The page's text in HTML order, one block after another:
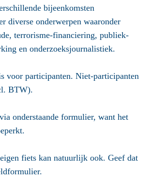
bijeenkomsten
diverse onderwerpen waaronder
terrorisme-financiering, publiek-
en onderzoeksjournalistiek.
voor participanten. Niet-participanten
BTW).
onderstaande formulier, want het
fiets kan natuurlijk ook. Geef dat